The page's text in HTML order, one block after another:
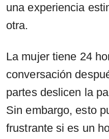
una experiencia
otra.
La mujer tiene 24
conversación
partes deslicen la
Sin embargo, esto
frustrante si es un